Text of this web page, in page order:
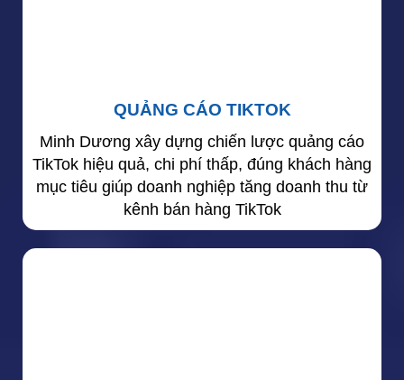
QUẢNG CÁO TIKTOK
Minh Dương xây dựng chiến lược quảng cáo
TikTok hiệu quả, chi phí thấp, đúng khách hàng
mục tiêu giúp doanh nghiệp tăng doanh thu từ
kênh bán hàng TikTok